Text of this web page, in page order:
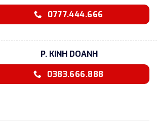
0777.444.666
P. KINH DOANH
0383.666.888